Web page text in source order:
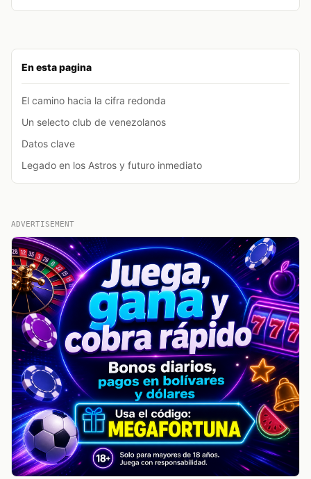
En esta pagina
El camino hacia la cifra redonda
Un selecto club de venezolanos
Datos clave
Legado en los Astros y futuro inmediato
ADVERTISEMENT